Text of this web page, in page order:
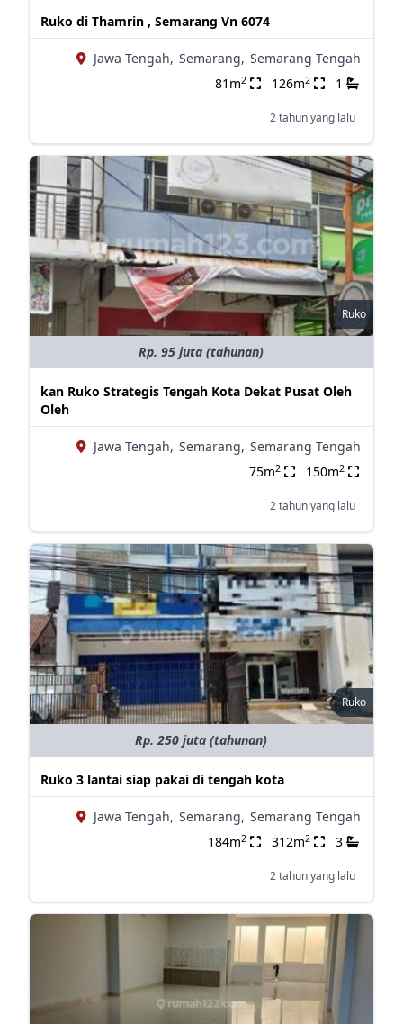
Ruko di Thamrin , Semarang Vn 6074
Jawa Tengah, Semarang, Semarang Tengah
81m2 126m2 1
2 tahun yang lalu
Ruko
Rp. 95 juta (tahunan)
kan Ruko Strategis Tengah Kota Dekat Pusat Oleh
Oleh
Jawa Tengah, Semarang, Semarang Tengah
75m2 150m2
2 tahun yang lalu
Ruko
Rp. 250 juta (tahunan)
Ruko 3 lantai siap pakai di tengah kota
Jawa Tengah, Semarang, Semarang Tengah
184m2 312m2 3
2 tahun yang lalu